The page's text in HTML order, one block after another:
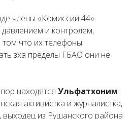
члены «Комиссии 44»
и контролем,
что их телефоны
зха пределы ГБАО они не
находятся Ульфатхоним
активистка и журналистка,
, выходец из Рушанского района